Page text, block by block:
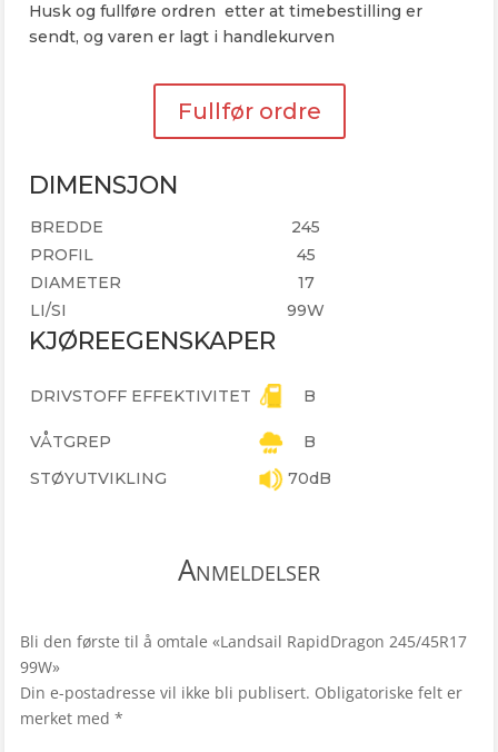
Husk og fullføre ordren etter at timebestilling er
sendt, og varen er lagt i handlekurven
Fullfør ordre
DIMENSJON
BREDDE
245
PROFIL
45
DIAMETER
17
LI/SI
99W
KJØREEGENSKAPER
DRIVSTOFF EFFEKTIVITET B
VÅTGREP
B
STØYUTVIKLING
70dB
Anmeldelser
Bli den første til å omtale «Landsail RapidDragon 245/45R17
99W»
Din e-postadresse vil ikke bli publisert. Obligatoriske felt er
merket med *